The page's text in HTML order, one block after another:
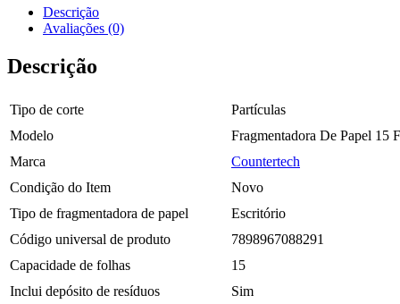
Litros
Cd
Cartão
Countertech
quantidade
Descrição
Avaliações (0)
Descrição
Tipo de corte
Partículas
Modelo
Fragmentadora De Papel 15
Marca
Countertech
Condição do Item
Novo
Tipo de fragmentadora de papel
Escritório
Código universal de produto
7898967088291
Capacidade de folhas
15
Inclui depósito de resíduos
Sim